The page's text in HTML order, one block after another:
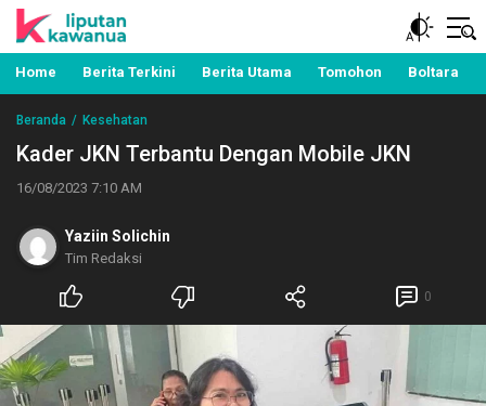
Liputan Kawanua
Berita Manado, Sulawesi Utara, Kawanua, Politik,
Pemerintahan, Hukum Kriminal dan Nasional
Home Berita Terkini Berita Utama Tomohon Boltara
Beranda Kesehatan
Kader JKN Terbantu Dengan Mobile JKN
16/08/2023 7:10 AM
Yaziin Solichin
Tim Redaksi
0